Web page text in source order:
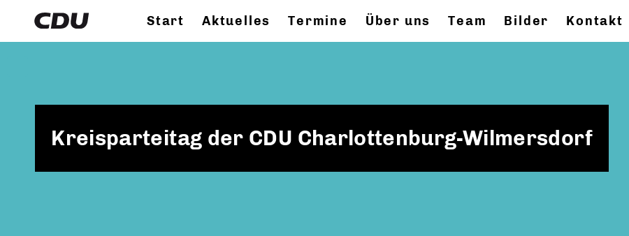
Start Aktuelles Termine Über uns Team Bilder Kontakt
Kreisparteitag der CDU Charlottenburg-Wilmersdorf